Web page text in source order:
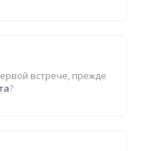
встрече, прежде
?